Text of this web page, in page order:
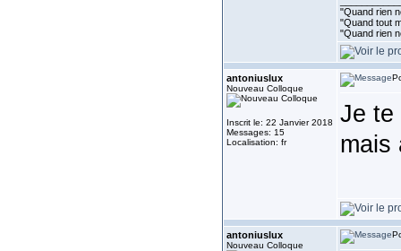
"Quand rien
"Quand tout
"Quand rien
antoniuslux
Nouveau Colloque
Inscrit le: 22 Janvier 2018
Messages: 15
Localisation: fr
Je te
mais
antoniuslux
Nouveau Colloque